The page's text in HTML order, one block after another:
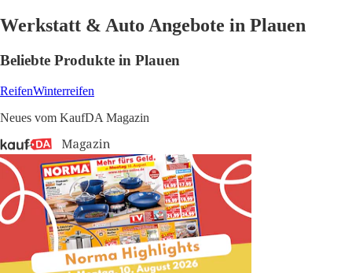
Werkstatt & Auto Angebote in Plauen
Beliebte Produkte in Plauen
ReifenWinterreifen
Neues vom KaufDA Magazin